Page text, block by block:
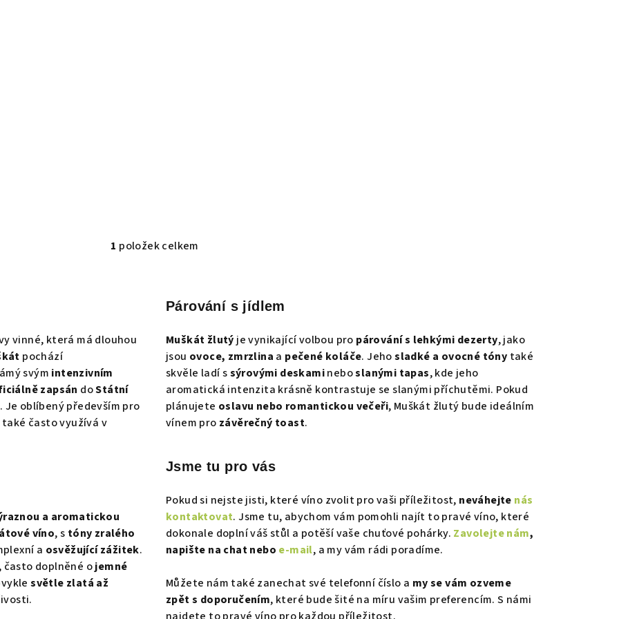
O
1 položek celkem
vinné, která má dlouhou
pochází
svým intenzivním
zapsán doStátní
Je oblíbený především pro
často využívá v
a aromatickou
víno, s tóny zralého
a osvěžující zážitek.
často doplněné ojemné
světle zlatá až
Párování s jídlem
Muškát žlutýje vynikající volbou pro párování s lehkými dezerty, jako
jsou ovoce, zmrzlina a pečené koláče. Jehosladké a ovocné tóny také
skvěle ladí ssýrovými deskamineboslanými tapas, kde jeho
aromatická intenzita krásně kontrastuje se slanými příchutěmi. Pokud
plánujete oslavu nebo romantickou večeři, Muškát žlutý bude ideálním
vínem pro závěrečný toast.
Jsme tu pro vás
Pokud si nejste jisti, které víno zvolit pro vaši příležitost, neváhejte nás
kontaktovat. Jsme tu, abychom vám pomohli najít to pravé víno, které
dokonale doplní váš stůl a potěší vaše chuťové pohárky. Zavolejte nám,
napište na chat nebo e-mail, a my vám rádi poradíme.
Můžete nám také zanechat své telefonní číslo a my se vám ozveme
zpět s doporučením, které bude šité na míru vašim preferencím. S námi